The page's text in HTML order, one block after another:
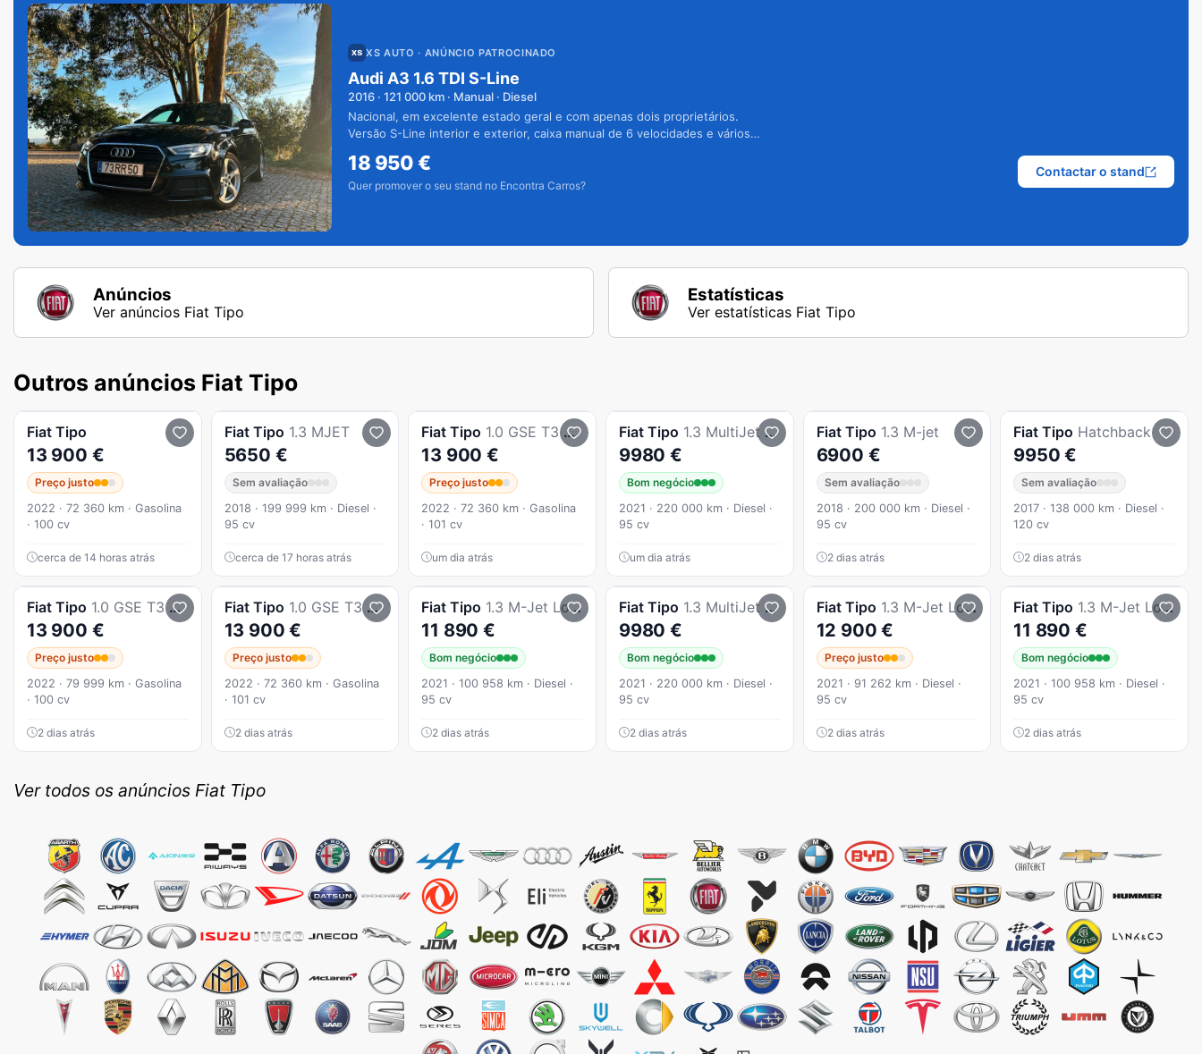
XS AUTO · ANÚNCIO PATROCINADO
Audi A3 1.6 TDI S-Line
2016 · 121 000 km · Manual · Diesel
Nacional, em excelente estado geral e com apenas dois proprietários.
Versão S-Line interior e exterior, caixa manual de 6 velocidades e vários
18 950€
Quer promover o seu stand no Encontra Carros?
Contactar o stand
Anúncios
Ver anúncios Fiat Tipo
Estatísticas
Ver estatísticas Fiat Tipo
Outros anúncios Fiat Tipo
Fiat Tipo
13 900 €
Preço justo
2022 · 72 360 km · Gasolina
· 100 cv
cerca de 14 horas atrás
Fiat Tipo 1.3 MJET
5650 €
Sem avaliação
2018 · 199 999 km · Diesel ·
95 cv
cerca de 17 horas atrás
Fiat Tipo 1.0 GSE T3 City Life
13 900 €
Preço justo
2022 · 72 360 km · Gasolina
· 101 cv
um dia atrás
Fiat Tipo 1.3 MultiJet Life
9980 €
Bom negócio
2021 · 220 000 km · Diesel ·
95 cv
um dia atrás
Fiat Tipo 1.3 M-jet
6900 €
Sem avaliação
2018 · 200 000 km · Diesel ·
95 cv
2 dias atrás
Fiat Tipo Hatchback
9950 €
Sem avaliação
2017 · 138 000 km · Diesel ·
120 cv
2 dias atrás
Fiat Tipo 1.0 GSE T3 City Life
13 900 €
Preço justo
2022 · 79 999 km · Gasolina
· 100 cv
2 dias atrás
Fiat Tipo 1.0 GSE T3 City Life
13 900 €
Preço justo
2022 · 72 360 km · Gasolina
· 101 cv
2 dias atrás
Fiat Tipo 1.3 M-Jet Lounge
11 890 €
Bom negócio
2021 · 100 958 km · Diesel ·
95 cv
2 dias atrás
Fiat Tipo 1.3 MultiJet Life
9980 €
Bom negócio
2021 · 220 000 km · Diesel ·
95 cv
2 dias atrás
Fiat Tipo 1.3 M-Jet Lounge
12 900 €
Preço justo
2021 · 91 262 km · Diesel ·
95 cv
2 dias atrás
Fiat Tipo 1.3 M-Jet Lounge
11 890 €
Bom negócio
2021 · 100 958 km · Diesel ·
95 cv
2 dias atrás
Ver todos os anúncios Fiat Tipo